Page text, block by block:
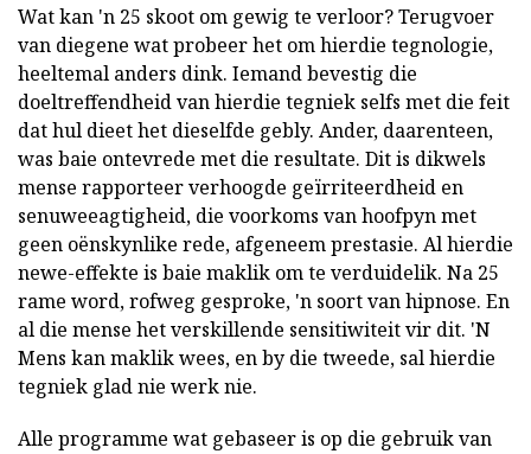
Wat kan 'n 25 skoot om gewig te verloor? Terugvoer
van diegene wat probeer het om hierdie tegnologie,
heeltemal anders dink. Iemand bevestig die
doeltreffendheid van hierdie tegniek selfs met die feit
dat hul dieet het dieselfde gebly. Ander, daarenteen,
was baie ontevrede met die resultate. Dit is dikwels
mense rapporteer verhoogde geïrriteerdheid en
senuweeagtigheid, die voorkoms van hoofpyn met
geen oënskynlike rede, afgeneem prestasie. Al hierdie
newe-effekte is baie maklik om te verduidelik. Na 25
rame word, rofweg gesproke, 'n soort van hipnose. En
al die mense het verskillende sensitiwiteit vir dit. 'N
Mens kan maklik wees, en by die tweede, sal hierdie
tegniek glad nie werk nie.
Alle programme wat gebaseer is op die gebruik van